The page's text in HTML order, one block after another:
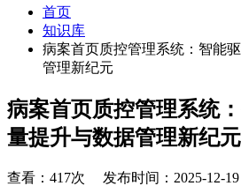
首页
知识库
病案首页质控管理系统：智能
管理新纪元
病案首页质控管理系统
量提升与数据管理新纪元
查看：417次 发布时间：2025-12-19